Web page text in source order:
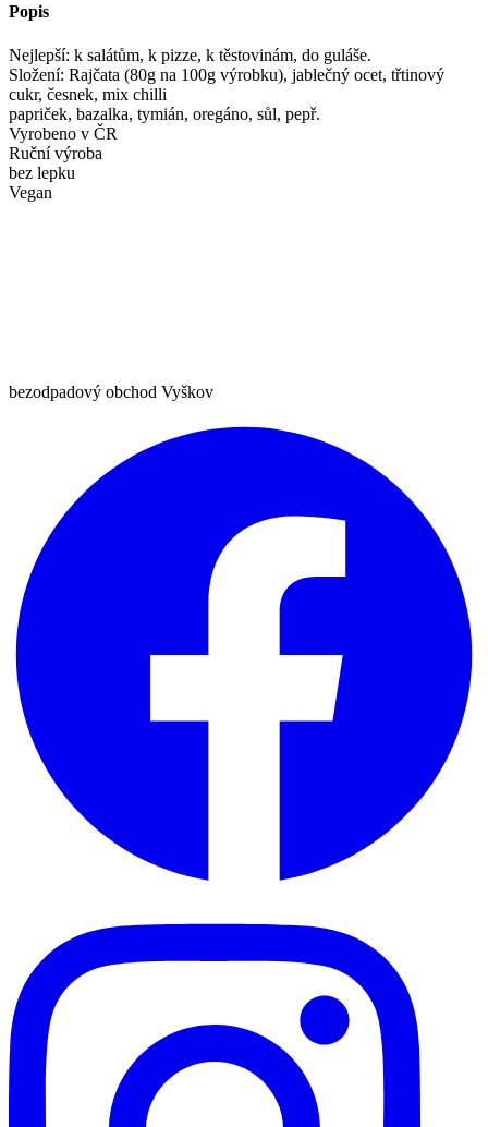
Popis
Nejlepší: k salátům, k pizze, k těstovinám, do guláše.
Složení: Rajčata (80g na 100g výrobku), jablečný ocet, třtinový
cukr, česnek, mix chilli
papriček, bazalka, tymián, oregáno, sůl, pepř.
Vyrobeno v ČR
Ruční výroba
bez lepku
Vegan
bezodpadový obchod Vyškov